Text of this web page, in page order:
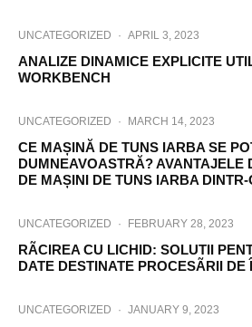
UNCATEGORIZED · APRIL 3, 2023
ANALIZE DINAMICE EXPLICITE
WORKBENCH
UNCATEGORIZED · MARCH 14, 2023
CE MAȘINĂ DE TUNS IARBA SE
DUMNEAVOASTRĂ? AVANTAJELE
DE MAȘINI DE TUNS IARBA DINTR-
UNCATEGORIZED · FEBRUARY 28, 2023
RÃCIREA CU LICHID: SOLUTII
DATE DESTINATE PROCESÃRII DE
UNCATEGORIZED · JANUARY 9, 2023